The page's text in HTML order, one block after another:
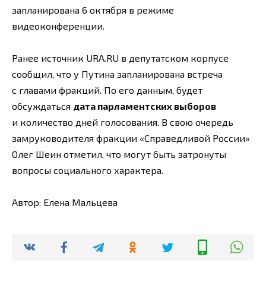
запланирована 6 октября в режиме
видеоконференции.
Ранее источник URA.RU в депутатском корпусе
сообщил, что у Путина запланирована встреча
с главами фракций. По его данным, будет
обсуждаться дата парламентских выборов
и количество дней голосования. В свою очередь
замруководителя фракции «Справедливой России»
Олег Шеин отметил, что могут быть затронуты
вопросы социального характера.
Автор: Елена Мальцева